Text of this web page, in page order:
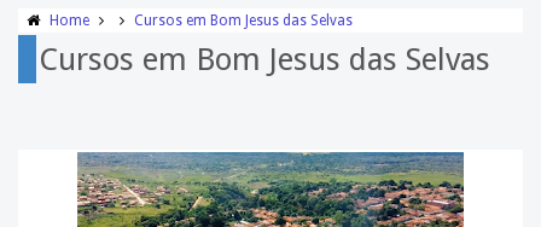
Home Cursos em Bom Jesus das Selvas
Cursos em Bom Jesus das Selvas